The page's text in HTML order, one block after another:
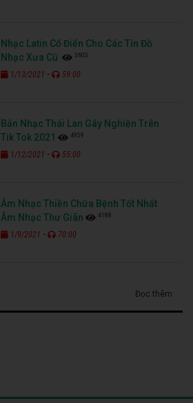
Nhạc Latin Cổ Điển Cho Các Tín Đồ
Nhạc Xưa Cũ
3605
1/13/2021 - 59:00
Bản Nhạc Thái Lan Gây Nghiện Trên
Tik Tok 2021
4959
1/12/2021 - 55:00
Âm Nhạc Thiền Chữa Bệnh Tốt Nhất
Âm Nhạc Thư Giãn
4188
1/9/2021 - 70:00
Đọc thêm